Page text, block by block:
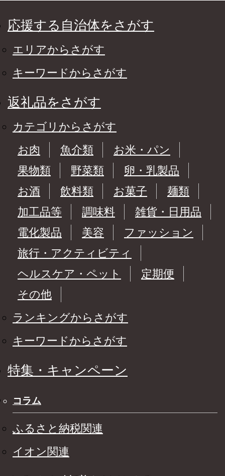
応援する自治体をさがす
エリアからさがす
キーワードからさがす
返礼品をさがす
カテゴリからさがす
お肉
魚介類
お米・パン
果物類
野菜類
卵・乳製品
お酒
飲料類 お菓子
麺類
加工品等
調味料
雑貨・日用品
電化製品
美容
ファッション
旅行・アクティビティ
ヘルスケア・ペット
定期便
その他
ランキングからさがす
キーワードからさがす
特集・キャンペーン
コラム
ふるさと納税関連
イオン関連